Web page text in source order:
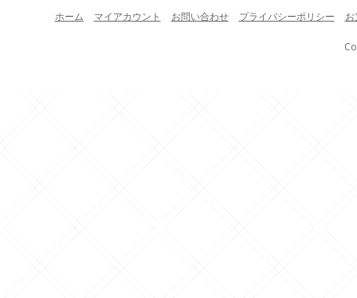
ホーム マイアカウント お問い合わせ プライバシーポリシー